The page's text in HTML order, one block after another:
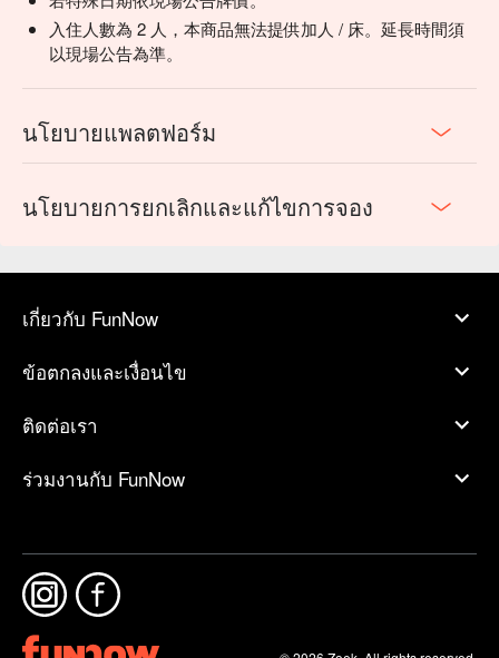
入住人數為 2 人，本商品無法提供加人 / 床。延長時間須
以現場公告為準。
นโยบายแพลตฟอร์ม
นโยบายการยกเลิกและแก้ไขการจอง
เกี่ยวกับ FunNow
ข้อตกลงและเงื่อนไข
ติดต่อเรา
ร่วมงานกับ FunNow